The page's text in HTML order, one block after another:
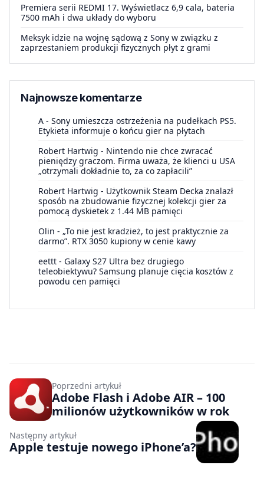
Premiera serii REDMI 17. Wyświetlacz 6,9 cala, bateria
7500 mAh i dwa układy do wyboru
Meksyk idzie na wojnę sądową z Sony w związku z
zaprzestaniem produkcji fizycznych płyt z grami
Najnowsze komentarze
A - Sony umieszcza ostrzeżenia na pudełkach PS5.
Etykieta informuje o końcu gier na płytach
Robert Hartwig - Nintendo nie chce zwracać
pieniędzy graczom. Firma uważa, że klienci u USA
„otrzymali dokładnie to, za co zapłacili”
Robert Hartwig - Użytkownik Steam Decka znalazł
sposób na zbudowanie fizycznej kolekcji gier za
pomocą dyskietek z 1.44 MB pamięci
Olin - „To nie jest kradzież, to jest praktycznie za
darmo”. RTX 3050 kupiony w cenie kawy
eettt - Galaxy S27 Ultra bez drugiego
teleobiektywu? Samsung planuje cięcia kosztów z
powodu cen pamięci
Poprzedni artykuł
Adobe Flash i Adobe AIR – 100
milionów użytkowników w rok
Następny artykuł
Apple testuje nowego iPhone’a?